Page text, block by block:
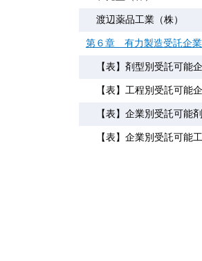
渡辺薬品工業（株）
第６章 有力製造受託企
【表】剤型別受託可能
【表】工程別受託可能
【表】企業別受託可能
【表】企業別受託可能